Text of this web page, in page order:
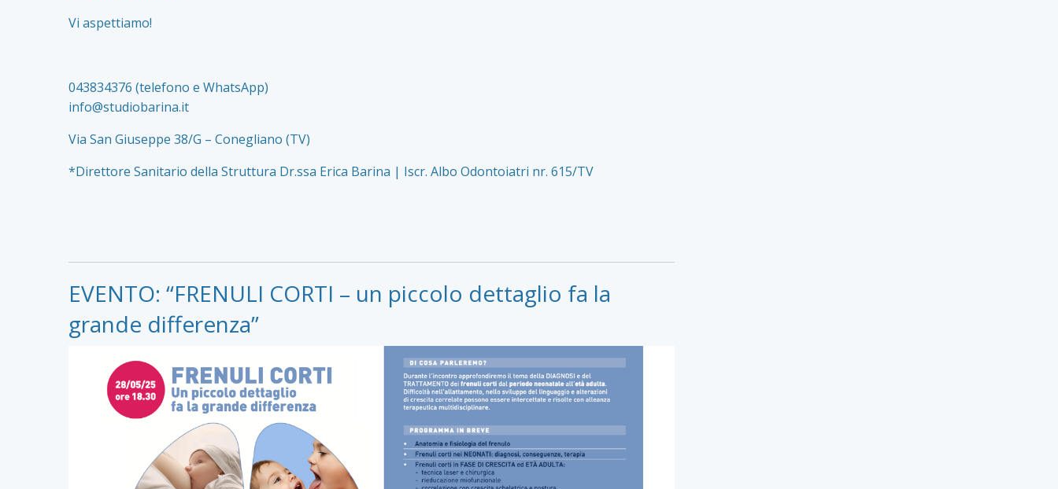
Vi aspettiamo!
043834376 (telefono e WhatsApp)
info@studiobarina.it
Via San Giuseppe 38/G – Conegliano (TV)
*Direttore Sanitario della Struttura Dr.ssa Erica Barina | Iscr. Albo Odontoiatri nr. 615/TV
EVENTO: “FRENULI CORTI – un piccolo dettaglio fa la
grande differenza”